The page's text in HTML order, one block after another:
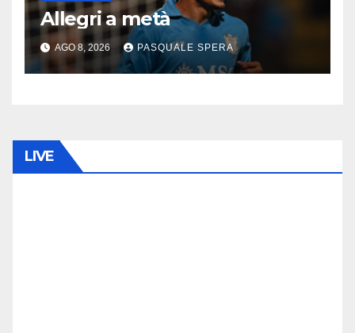
Allegri a metà
AGO 8, 2026 PASQUALE SPERA
LIVE